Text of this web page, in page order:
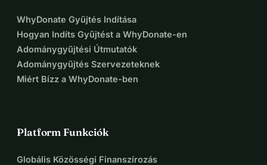
WhyDonate Gyűjtés Indítása
Hogyan Indíts Gyűjtést a WhyDonate-en
Adománygyűjtési Útmutatók
Adománygyűjtés Szervezeteknek
Miért Bízz a WhyDonate-ben
Platform Funkciók
Globális Közösségi Finanszírozás